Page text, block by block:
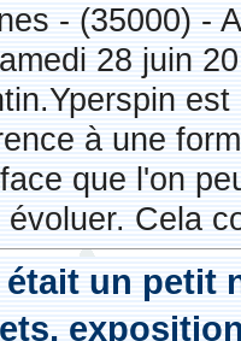
- (35000) -
28 juin
à une
que l'on
évoluer. Cela
était un petit